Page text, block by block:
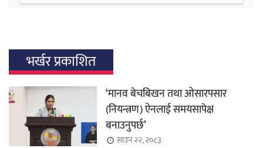
भर्खर प्रकाशित
‘मानव बेचबिखन तथा ओसारपसार
(नियन्त्रण) ऐनलाई समयसापेक्ष
बनाउनुपर्छ’
साउन २२, २०८३